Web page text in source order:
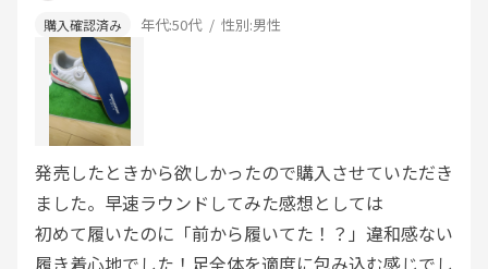
年代:50代 性別:男性
発売したときから欲しかったので購入させていただき
ました。早速ラウンドしてみた感想としては
初めて履いたのに「前から履いてた！？」違和感ない
履き着心地でした！足全体を適度に包み込む感じでし